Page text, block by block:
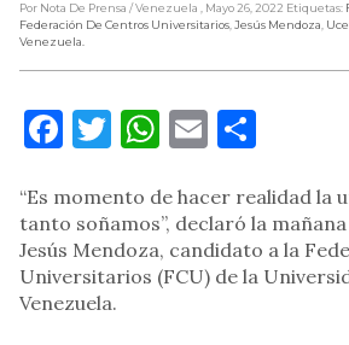
Por Nota De Prensa / Venezuela , Mayo 26, 2022 Etiquetas:
Federación De Centros Universitarios,Jesús Mendoza,
Venezuela.
Facebook
Twitter
WhatsApp
Email
“Es momento de hacer realidad la
tanto soñamos”, declaró la
Jesús Mendoza, candidato a la
Universitarios (FCU) de la
Venezuela.